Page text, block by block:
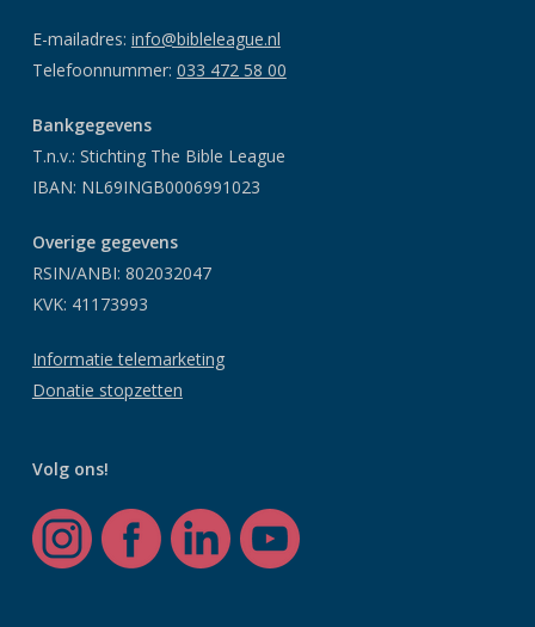
E-mailadres: info@bibleleague.nl
Telefoonnummer: 033 472 58 00
Bankgegevens
T.n.v.: Stichting The Bible League
IBAN: NL69INGB0006991023
Overige gegevens
RSIN/ANBI: 802032047
KVK: 41173993
Informatie telemarketing
Donatie stopzetten
Volg ons!